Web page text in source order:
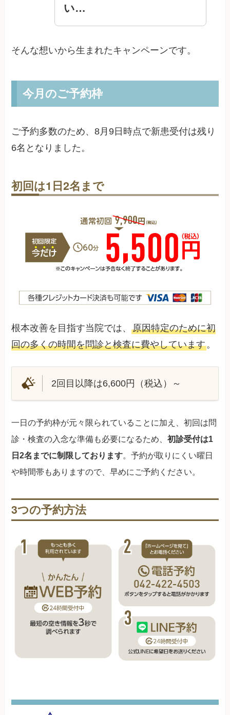
い…
そんな想いから生まれたキャンペーンです。
今月のご予約枠
ご予約多数のため、8月9日 時点で新患受付は残り
6名となりました。
初回は1日2名まで
根本改善を目指す当院では、原因特定のために初
回の多くの時間を問診と検査に費やしています。
2回目以降は6,600円（税込）～
一日の予約枠が元々限られていることに加え、初回は問
診・検査の入念な準備も必要になるため、初診受付は1
日2名までに制限しております。予約が取りにくい曜日
や時間帯もありますので、早めにご予約ください。
3つの予約方法